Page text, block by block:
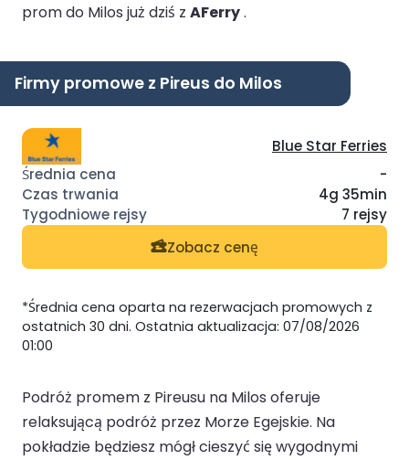
prom do Milos już dziś z AFerry.
Firmy promowe z Pireus do Milos
Blue Star Ferries
-
4g 35min
7 rejsy
Zobacz cenę
*Średnia cena oparta na rezerwacjach promowych z
ostatnich 30 dni. Ostatnia aktualizacja: 07/08/2026
01:00
Podróż promem z Pireusu na Milos oferuje
relaksującą podróż przez Morze Egejskie. Na
pokładzie będziesz mógł cieszyć się wygodnymi